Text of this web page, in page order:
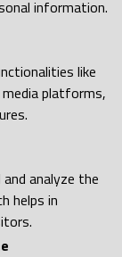
information.
like
platforms,
analyze the
helps in